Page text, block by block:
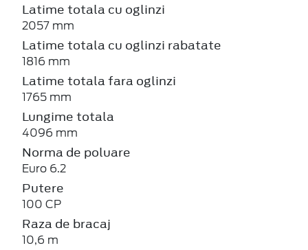
Latime totala cu oglinzi
2057 mm
Latime totala cu oglinzi rabatate
1816 mm
Latime totala fara oglinzi
1765 mm
Lungime totala
4096 mm
Norma de poluare
Euro 6.2
Putere
100 CP
Raza de bracaj
10,6 m